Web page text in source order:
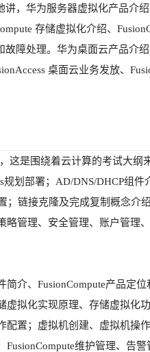
，华为服务器虚拟化产品介
存储虚拟化介绍、
故障处理。华为桌面云产品介
桌面云业务发放、
这是围绕着云计算的考试大
规划部署；AD/DNS/DHCP组
链接克隆及完成复制概念介
略管理、安全管理、账户管理
介、FusionCompute产品定
虚拟化实现原理、存储虚拟化
配置；虚拟机创建、虚拟机操
维护管理、告